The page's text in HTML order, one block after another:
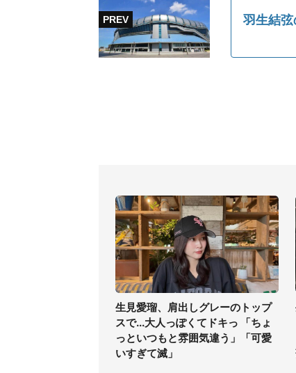
羽生結
生見愛瑠、肩出しグレーのトップ
スで...大人っぽくてドキっ 「ちょ
っといつもと雰囲気違う」「可愛
いすぎて滅」